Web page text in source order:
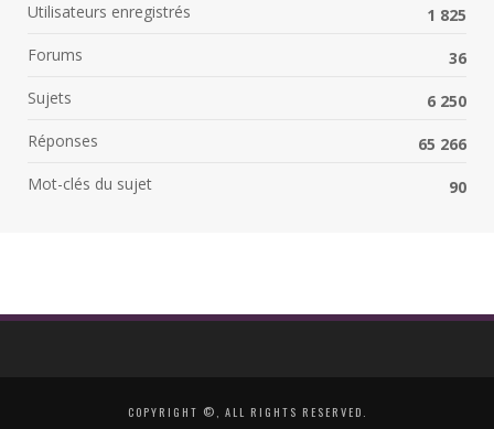
Utilisateurs enregistrés
1 825
Forums
36
Sujets
6 250
Réponses
65 266
Mot-clés du sujet
90
COPYRIGHT ©, ALL RIGHTS RESERVED.